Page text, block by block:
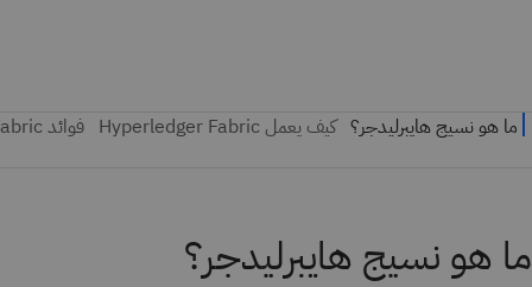
ما هو نسيج هايبرليدجر؟